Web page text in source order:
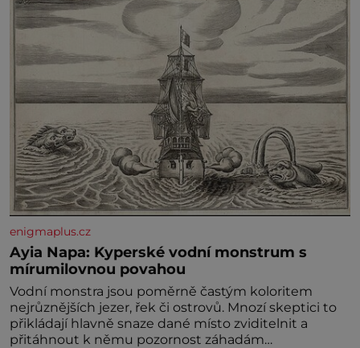
enigmaplus.cz
Ayia Napa: Kyperské vodní monstrum s
mírumilovnou povahou
Vodní monstra jsou poměrně častým koloritem
nejrůznějších jezer, řek či ostrovů. Mnozí skeptici to
přikládají hlavně snaze dané místo zviditelnit a
přitáhnout k němu pozornost záhadám